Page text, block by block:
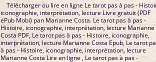
Télécharger ou lire en ligne Le tarot pas à pas - Histoire,
iconographie, interprétation, lecture Livre gratuit (PDF
ePub Mobi) pan Marianne Costa. Le tarot pas à pas -
Histoire, iconographie, interprétation, lecture Marianne
Costa PDF, Le tarot pas à pas - Histoire, iconographie,
interprétation, lecture Marianne Costa Epub, Le tarot
à pas - Histoire, iconographie, interprétation, lecture
Marianne Costa Lire en ligne , Le tarot pas à pas -